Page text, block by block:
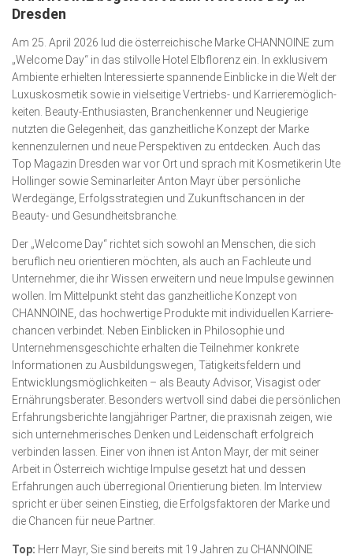
Kunst & Kultur
Lifestyle
Ausflug & Reise
Podcast
Top Branchen
SACHSEN IN PARIS
Dresden
Am 25. April 2026 lud die österreichische Marke CHANNOINE zum
„Welcome Day“ in das stilvolle Hotel Elbflorenz ein. In exklusivem
Ambiente erhielten Interessierte spannende Einblicke in die Welt der
Luxuskosmetik sowie in vielseitige Vertriebs- und Karrieremöglich­
keiten. Beauty-Enthusiasten, Branchenkenner und Neugierige
nutzten die Gelegenheit, das ganzheitliche Konzept der Marke
kennenzulernen und neue Perspektiven zu entdecken. Auch das
Top Magazin Dresden war vor Ort und sprach mit Kosmetikerin Ute
Hollinger sowie Seminarleiter Anton Mayr über persönliche
Werdegänge, Erfolgs­strategien und Zukunfts­chancen in der
Beauty- und Gesund­heitsbranche.
Der „Welcome Day“ richtet sich sowohl an Menschen, die sich
beruflich neu orientieren möchten, als auch an Fachleute und
Unternehmer, die ihr Wissen erweitern und neue Impulse gewinnen
wollen. Im Mittelpunkt steht das ganzheitliche Konzept von
CHANNOINE, das hochwertige Produkte mit individuellen Karriere­
chancen verbindet. Neben Einblicken in Philosophie und
Unternehmensgeschichte erhalten die Teilnehmer konkrete
Informationen zu Ausbildungswegen, Tätigkeitsfeldern und
Entwicklungsmöglichkeiten – als Beauty Advisor, Visagist oder
Ernährungsberater. Besonders wertvoll sind dabei die persön­lichen
Erfahrungsberichte langjähriger Partner, die praxisnah zeigen, wie
sich unternehmerisches Denken und Leidenschaft erfolgreich
verbinden lassen. Einer von ihnen ist Anton Mayr, der mit seiner
Arbeit in Österreich wichtige Impulse gesetzt hat und dessen
Erfahrungen auch überregional Orientierung bieten. Im Interview
spricht er über seinen Einstieg, die Erfolgsfaktoren der Marke und
die Chancen für neue Partner.
Top: Herr Mayr, Sie sind bereits mit 19 Jahren zu CHANNOINE